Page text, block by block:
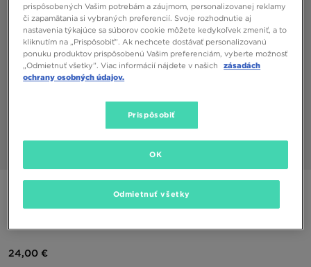
24,00 €
prispôsobených Vašim potrebám a záujmom, personalizovanej reklamy
či zapamätania si vybraných preferencií. Svoje rozhodnutie aj
nastavenia týkajúce sa súborov cookie môžete kedykoľvek zmeniť, a to
kliknutím na „Prispôsobiť”. Ak nechcete dostávať personalizovanú
ponuku produktov prispôsobenú Vašim preferenciám, vyberte možnosť
„Odmietnuť všetky”. Viac informácií nájdete v našich
zásadách
ochrany osobných údajov.
Prispôsobiť
Odmietnuť všetky
OK